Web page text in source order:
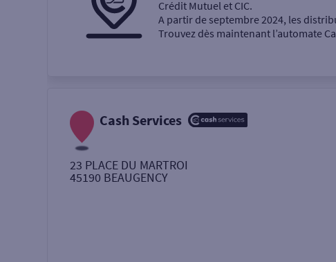
Ma recherche
Retrait de billets €
Crédit Mutuel et CIC.
A partir de septembre 2024, les
Trouvez dès maintenant l’automate
Cash Services
23 PLACE DU MARTROI
45190 BEAUGENCY